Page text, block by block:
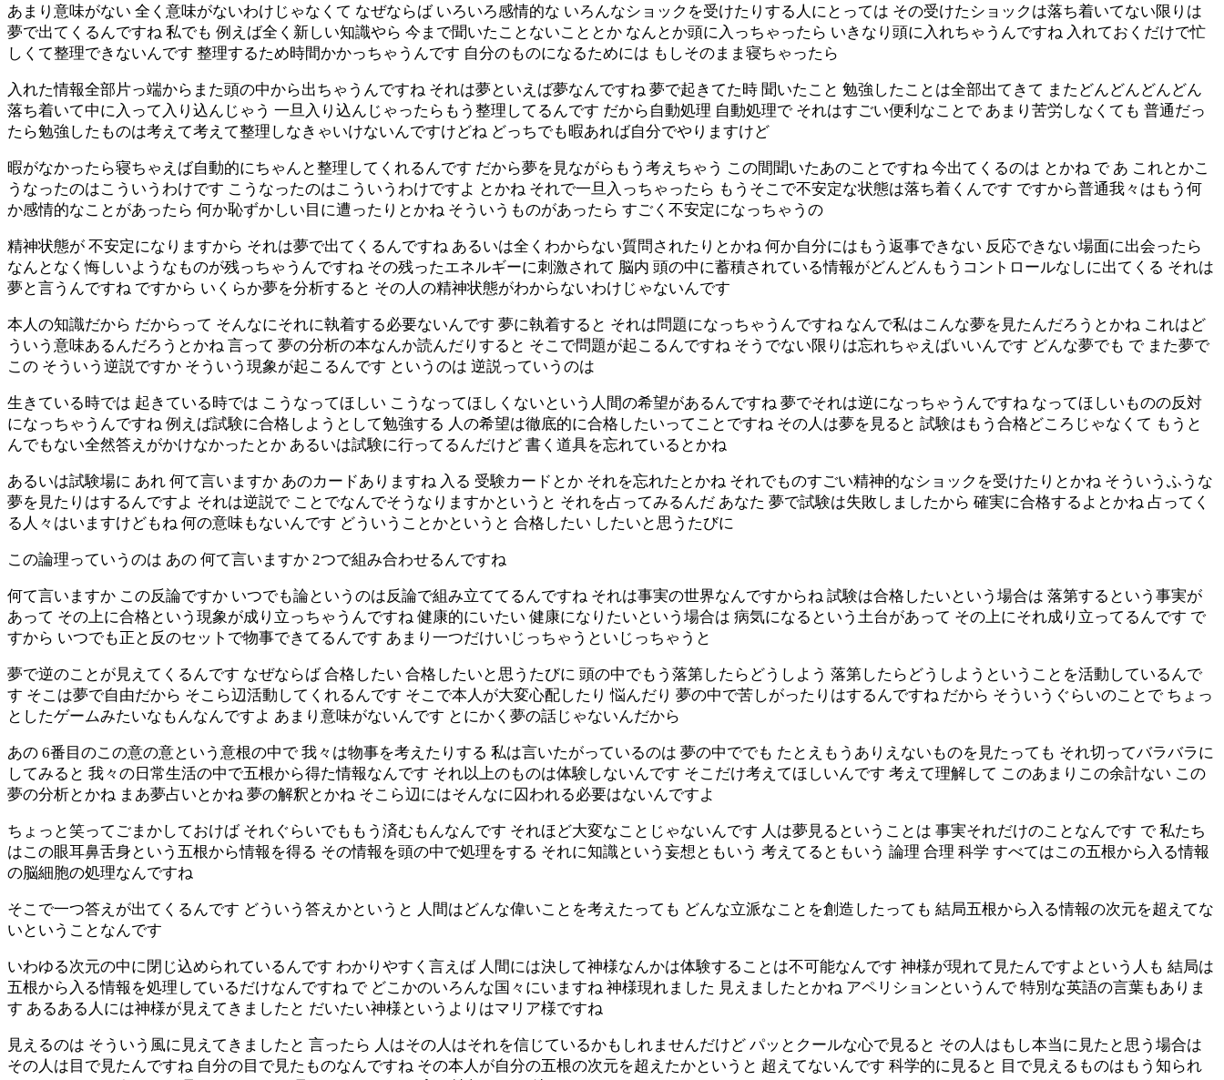
あまり意味がない 全く意味がないわけじゃなくて なぜならば いろいろ感情的な いろんなショックを受けたりする人にとっては その受けたショックは落ち着いてない限りは
夢で出てくるんですね 私でも 例えば全く新しい知識やら 今まで聞いたことないこととか なんとか頭に入っちゃったら いきなり頭に入れちゃうんですね 入れておくだけで忙
しくて整理できないんです 整理するため時間かかっちゃうんです 自分のものになるためには もしそのまま寝ちゃったら
入れた情報全部片っ端からまた頭の中から出ちゃうんですね それは夢といえば夢なんですね 夢で起きてた時 聞いたこと 勉強したことは全部出てきて またどんどんどんどん
落ち着いて中に入って入り込んじゃう 一旦入り込んじゃったらもう整理してるんです だから自動処理 自動処理で それはすごい便利なことで あまり苦労しなくても 普通だっ
たら勉強したものは考えて考えて整理しなきゃいけないんですけどね どっちでも暇あれば自分でやりますけど
暇がなかったら寝ちゃえば自動的にちゃんと整理してくれるんです だから夢を見ながらもう考えちゃう この間聞いたあのことですね 今出てくるのは とかね で あ これとかこ
うなったのはこういうわけです こうなったのはこういうわけですよ とかね それで一旦入っちゃったら もうそこで不安定な状態は落ち着くんです ですから普通我々はもう何
か感情的なことがあったら 何か恥ずかしい目に遭ったりとかね そういうものがあったら すごく不安定になっちゃうの
精神状態が 不安定になりますから それは夢で出てくるんですね あるいは全くわからない質問されたりとかね 何か自分にはもう返事できない 反応できない場面に出会ったら
なんとなく悔しいようなものが残っちゃうんですね その残ったエネルギーに刺激されて 脳内 頭の中に蓄積されている情報がどんどんもうコントロールなしに出てくる それは
夢と言うんですね ですから いくらか夢を分析すると その人の精神状態がわからないわけじゃないんです
本人の知識だから だからって そんなにそれに執着する必要ないんです 夢に執着すると それは問題になっちゃうんですね なんで私はこんな夢を見たんだろうとかね これはど
ういう意味あるんだろうとかね 言って 夢の分析の本なんか読んだりすると そこで問題が起こるんですね そうでない限りは忘れちゃえばいいんです どんな夢でも で また夢で
この そういう逆説ですか そういう現象が起こるんです というのは 逆説っていうのは
生きている時では 起きている時では こうなってほしい こうなってほしくないという人間の希望があるんですね 夢でそれは逆になっちゃうんですね なってほしいものの反対
になっちゃうんですね 例えば試験に合格しようとして勉強する 人の希望は徹底的に合格したいってことですね その人は夢を見ると 試験はもう合格どころじゃなくて もうと
んでもない全然答えがかけなかったとか あるいは試験に行ってるんだけど 書く道具を忘れているとかね
あるいは試験場に あれ 何て言いますか あのカードありますね 入る 受験カードとか それを忘れたとかね それでものすごい精神的なショックを受けたりとかね そういうふうな
夢を見たりはするんですよ それは逆説で ことでなんでそうなりますかというと それを占ってみるんだ あなた 夢で試験は失敗しましたから 確実に合格するよとかね 占ってく
る人々はいますけどもね 何の意味もないんです どういうことかというと 合格したい したいと思うたびに
この論理っていうのは あの 何て言いますか 2つで組み合わせるんですね
何て言いますか この反論ですか いつでも論というのは反論で組み立ててるんですね それは事実の世界なんですからね 試験は合格したいという場合は 落第するという事実が
あって その上に合格という現象が成り立っちゃうんですね 健康的にいたい 健康になりたいという場合は 病気になるという土台があって その上にそれ成り立ってるんです で
すから いつでも正と反のセットで物事できてるんです あまり一つだけいじっちゃうといじっちゃうと
夢で逆のことが見えてくるんです なぜならば 合格したい 合格したいと思うたびに 頭の中でもう落第したらどうしよう 落第したらどうしようということを活動しているんで
す そこは夢で自由だから そこら辺活動してくれるんです そこで本人が大変心配したり 悩んだり 夢の中で苦しがったりはするんですね だから そういうぐらいのことで ちょっ
としたゲームみたいなもんなんですよ あまり意味がないんです とにかく夢の話じゃないんだから
あの 6番目のこの意の意という意根の中で 我々は物事を考えたりする 私は言いたがっているのは 夢の中ででも たとえもうありえないものを見たっても それ切ってバラバラに
してみると 我々の日常生活の中で五根から得た情報なんです それ以上のものは体験しないんです そこだけ考えてほしいんです 考えて理解して このあまりこの余計ない この
夢の分析とかね まあ夢占いとかね 夢の解釈とかね そこら辺にはそんなに囚われる必要はないんですよ
ちょっと笑ってごまかしておけば それぐらいでももう済むもんなんです それほど大変なことじゃないんです 人は夢見るということは 事実それだけのことなんです で 私たち
はこの眼耳鼻舌身という五根から情報を得る その情報を頭の中で処理をする それに知識という妄想ともいう 考えてるともいう 論理 合理 科学 すべてはこの五根から入る情報
の脳細胞の処理なんですね
そこで一つ答えが出てくるんです どういう答えかというと 人間はどんな偉いことを考えたっても どんな立派なことを創造したっても 結局五根から入る情報の次元を超えてな
いということなんです
いわゆる次元の中に閉じ込められているんです わかりやすく言えば 人間には決して神様なんかは体験することは不可能なんです 神様が現れて見たんですよという人も 結局は
五根から入る情報を処理しているだけなんですね で どこかのいろんな国々にいますね 神様現れました 見えましたとかね アペリションというんで 特別な英語の言葉もありま
す あるある人には神様が見えてきましたと だいたい神様というよりはマリア様ですね
見えるのは そういう風に見えてきましたと 言ったら 人はその人はそれを信じているかもしれませんだけど パッとクールな心で見ると その人はもし本当に見たと思う場合は
その人は目で見たんですね 自分の目で見たものなんですね その本人が自分の五根の次元を超えたかというと 超えてないんです 科学的に見ると 目で見えるものはもう知られ